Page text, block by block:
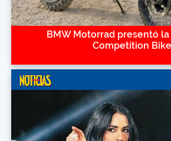
BMW Motorrad presentó la
Competition Bike